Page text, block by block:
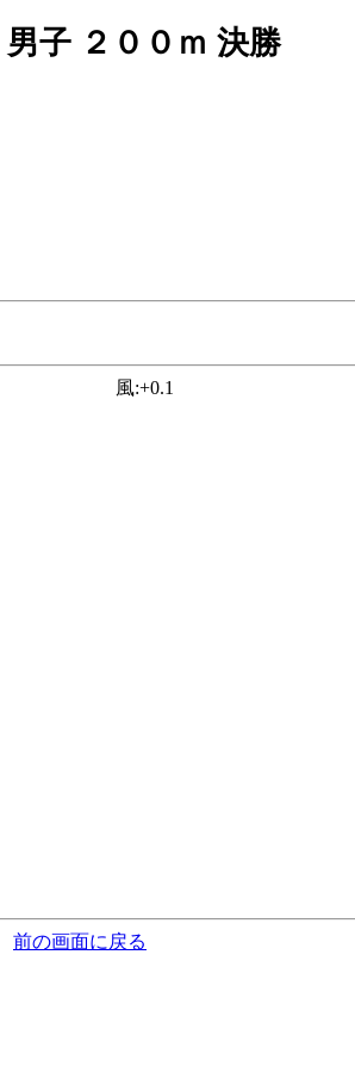
男子 ２００ｍ 決勝
風:+0.1
前の画面に戻る